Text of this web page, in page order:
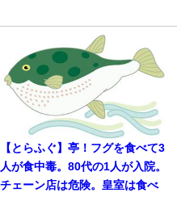
【とらふぐ】亭！フグを食べて3
人が食中毒。80代の1人が入院。
チェーン店は危険。皇室は食べ